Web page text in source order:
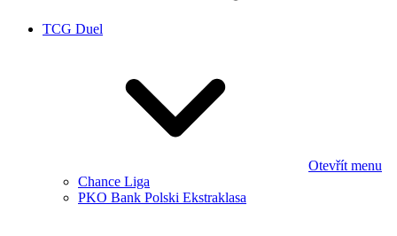
TCG Duel
Otevřít menu
Chance Liga
PKO Bank Polski Ekstraklasa